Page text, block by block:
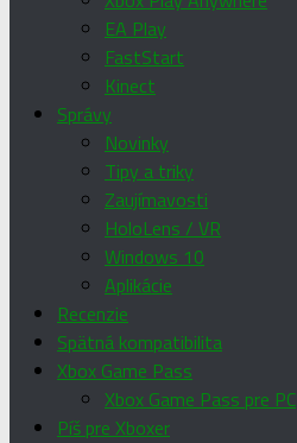
EA Play
FastStart
Kinect
Správy
Novinky
Tipy a triky
Zaujímavosti
HoloLens / VR
Windows 10
Aplikácie
Recenzie
Spätná kompatibilita
Xbox Game Pass
Xbox Game Pass pre PC
Píš pre Xboxer